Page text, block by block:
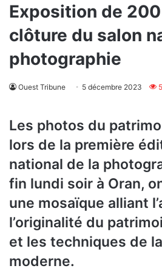
Exposition de
clôture du salon
photographie
Ouest Tribune 5 décembre 2023
Les photos du
lors de la première
national de la
fin lundi soir à Oran,
une mosaïque alliant
l’originalité du
et les techniques de
moderne.